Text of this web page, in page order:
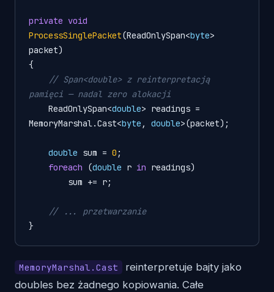
private void
ProcessSinglePacket(ReadOnlySpan<byte>
packet)
{
// Span<double> z reinterpretacją
pamięci — nadal zero alokacji
    ReadOnlySpan<
double> readings =
MemoryMarshal.Cast<byte , double>(packet);
double sum = 0 ;
foreach (double r in readings)
// ... przetwarzanie
MemoryMarshal.Cast
reinterpretuje bajty jako
doubles bez żadnego kopiowania. Całe